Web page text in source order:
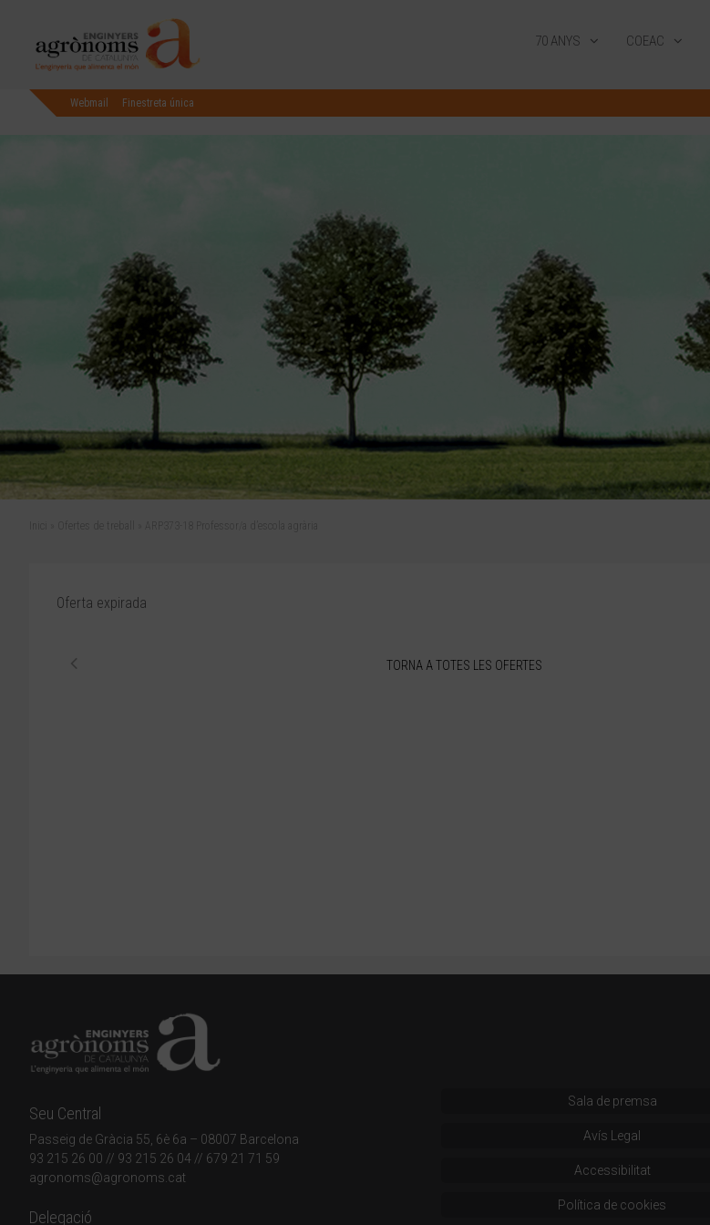
70 ANYS COEAC
Webmail Finestreta única
Oferta expirada
TORNA A TOTES LES OFERTES
Seu Central
Passeig de Gràcia 55, 6è 6a – 08007 Barcelona
93 215 26 00 // 93 215 26 04 // 679 21 71 59
agronoms@agronoms.cat
Delegació
Sala de premsa
Avís Legal
Accessibilitat
Política de cookies